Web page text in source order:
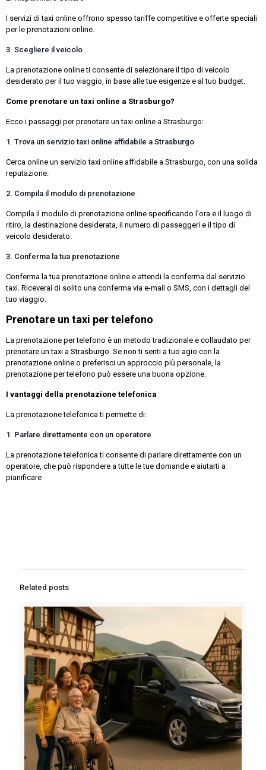
I servizi di taxi online offrono spesso tariffe competitive e offerte speciali
per le prenotazioni online.
3. Scegliere il veicolo
La prenotazione online ti consente di selezionare il tipo di veicolo
desiderato per il tuo viaggio, in base alle tue esigenze e al tuo budget.
Come prenotare un taxi online a Strasburgo?
Ecco i passaggi per prenotare un taxi online a Strasburgo:
1. Trova un servizio taxi online affidabile a Strasburgo
Cerca online un servizio taxi online affidabile a Strasburgo, con una solida
reputazione.
2. Compila il modulo di prenotazione
Compila il modulo di prenotazione online specificando l'ora e il luogo di
ritiro, la destinazione desiderata, il numero di passeggeri e il tipo di
veicolo desiderato.
3. Conferma la tua prenotazione
Conferma la tua prenotazione online e attendi la conferma dal servizio
taxi. Riceverai di solito una conferma via e-mail o SMS, con i dettagli del
tuo viaggio.
Prenotare un taxi per telefono
La prenotazione per telefono è un metodo tradizionale e collaudato per
prenotare un taxi a Strasburgo. Se non ti senti a tuo agio con la
prenotazione online o preferisci un approccio più personale, la
prenotazione per telefono può essere una buona opzione.
I vantaggi della prenotazione telefonica
La prenotazione telefonica ti permette di:
1. Parlare direttamente con un operatore
La prenotazione telefonica ti consente di parlare direttamente con un
operatore, che può rispondere a tutte le tue domande e aiutarti a
pianificare
Related posts